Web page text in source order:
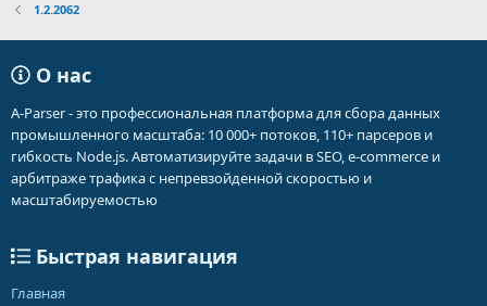
1.2.2062
О нас
A-Parser - это профессиональная платформа для сбора данных
промышленного масштаба: 10 000+ потоков, 110+ парсеров и
гибкость Node.js. Автоматизируйте задачи в SEO, e-commerce и
арбитраже трафика с непревзойденной скоростью и
масштабируемостью
Быстрая навигация
Главная